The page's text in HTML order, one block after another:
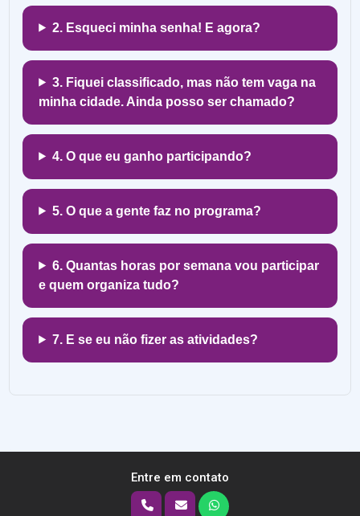
2. Esqueci minha senha! E agora?
3. Fiquei classificado, mas não tem vaga na
minha cidade. Ainda posso ser chamado?
4. O que eu ganho participando?
5. O que a gente faz no programa?
6. Quantas horas por semana vou participar
e quem organiza tudo?
7. E se eu não fizer as atividades?
Entre em contato